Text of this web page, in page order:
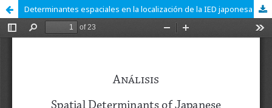
Determinantes espaciales en la localización de la IED japonesa en México